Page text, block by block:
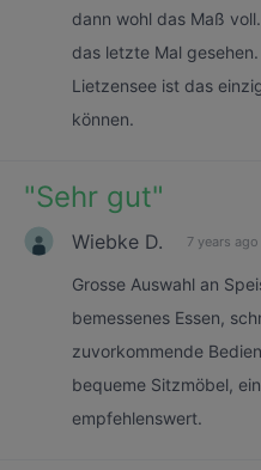
dann wohl das Maß
das letzte Mal
Lietzensee ist das
können.
"Sehr gut"
Wiebke D. 7 years ago
Grosse Auswahl an
bemessenes Essen,
zuvorkommende
bequeme Sitzmöbel,
empfehlenswert.